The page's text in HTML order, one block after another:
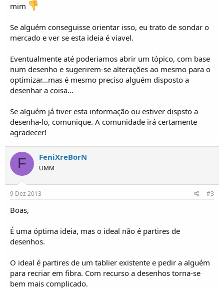
mim
Se alguém conseguisse orientar isso, eu trato de sondar o
mercado e ver se esta ideia é viavel.
Eventualmente até poderiamos abrir um tópico, com base
num desenho e sugerirem-se alterações ao mesmo para o
optimizar...mas é mesmo preciso alguém disposto a
desenhar a coisa...
Se alguém já tiver esta informação ou estiver dispsto a
desenha-lo, comunique. A comunidade irá certamente
agradecer!
F FeniXreBorN
UMM
9 Dez 2013 #3
Boas,
É uma óptima ideia, mas o ideal não é partires de
desenhos.
O ideal é partires de um tablier existente e pedir a alguém
para recriar em fibra. Com recurso a desenhos torna-se
bem mais complicado.